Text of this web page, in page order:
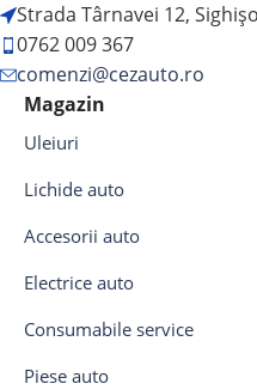
Strada Târnavei 12,
0762 009 367
comenzi@cezauto.ro
Magazin
Uleiuri
Lichide auto
Accesorii auto
Electrice auto
Consumabile service
Piese auto